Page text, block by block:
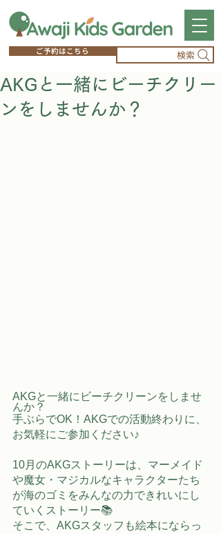
ご予約はこちら 検索
AKGと一緒にビーチクリー
ンをしませんか？
AKGと一緒にビーチクリーンをしませ
んか？
手ぶらでOK！AKGでの活動終わりに、
お気軽にご参加ください♪
10月のAKGストーリーは、マーメイド
や魔女・マジカルなキャラクターたち
が海のゴミをみんなの力できれいにし
ていくストーリー📚
そこで、AKGスタッフも絵本にならっ